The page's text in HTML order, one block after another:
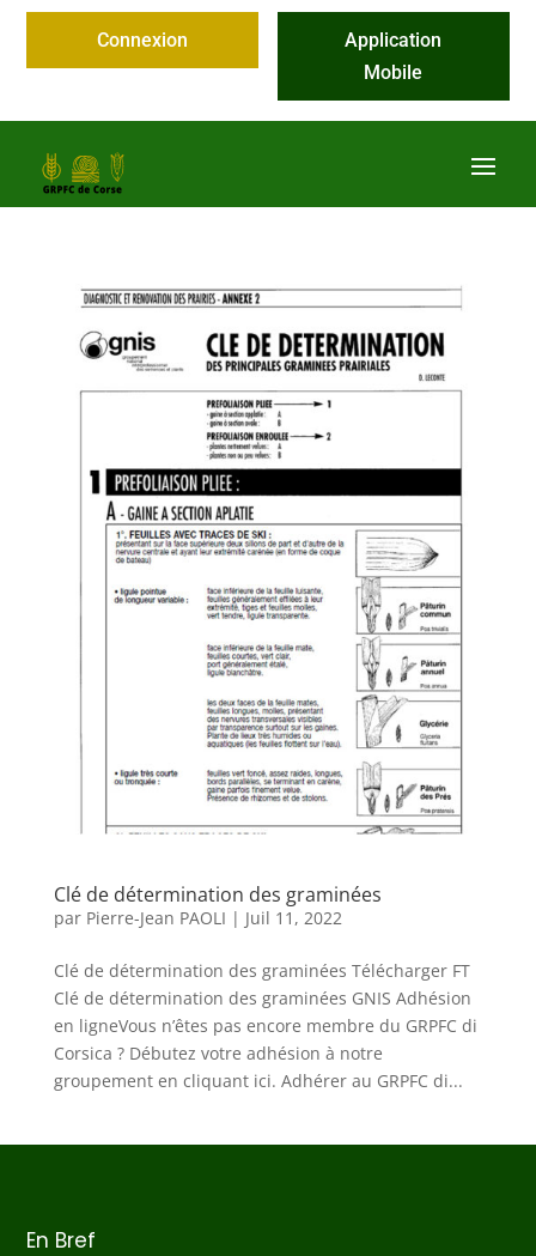
Connexion
Application
Mobile
Clé de détermination des graminées
par Pierre-Jean PAOLI | Juil 11, 2022
Clé de détermination des graminées Télécharger FT
Clé de détermination des graminées GNIS Adhésion
en ligneVous n’êtes pas encore membre du GRPFC di
Corsica ? Débutez votre adhésion à notre
groupement en cliquant ici. Adhérer au GRPFC di...
En Bref